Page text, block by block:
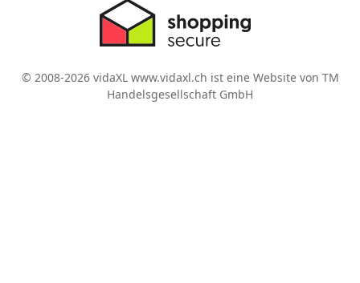
© 2008-2026 vidaXL www.vidaxl.ch ist eine Website von TM
Handelsgesellschaft GmbH